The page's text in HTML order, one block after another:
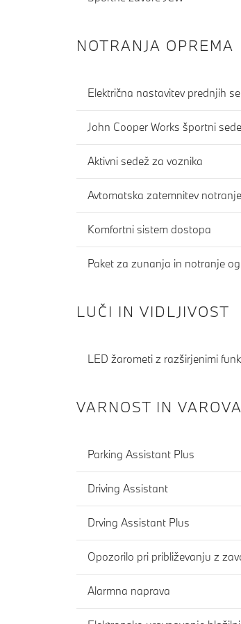
NOTRANJA OPREMA
Električna nastavitev prednjih
John Cooper Works športni
Aktivni sedež za voznika
Avtomatska zatemnitev
Komfortni sistem dostopa
Paket za zunanja in notranje
LUČI IN VIDLJIVOST
LED žarometi z razširjenimi
VARNOST IN
Parking Assistant Plus
Driving Assistant
Drving Assistant Plus
Opozorilo pri približevanju z
Alarmna naprava